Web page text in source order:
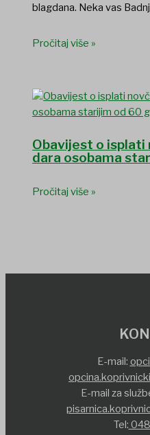
blagdana. Neka vas
Pročitaj više »
Obavijest o isplati
dara osobama
Pročitaj više »
E-mail:
E-mail za
Tel: